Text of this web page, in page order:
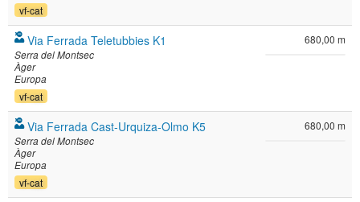
vf-cat
Via Ferrada Teletubbies K1
Serra del Montsec
Àger
Europa
vf-cat
680,00 m
Via Ferrada Cast-Urquiza-Olmo K5
Serra del Montsec
Àger
Europa
vf-cat
680,00 m